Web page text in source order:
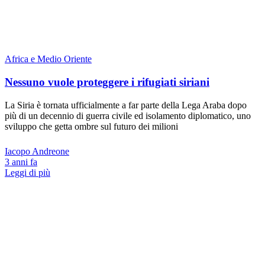
Africa e Medio Oriente
Nessuno vuole proteggere i rifugiati siriani
La Siria è tornata ufficialmente a far parte della Lega Araba dopo
più di un decennio di guerra civile ed isolamento diplomatico, uno
sviluppo che getta ombre sul futuro dei milioni
Iacopo Andreone
3 anni fa
Leggi di più